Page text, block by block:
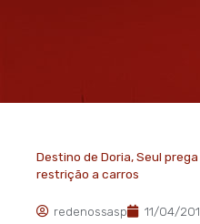
Destino de Doria, Seul
restrição a carros
redenossasp 11/04/